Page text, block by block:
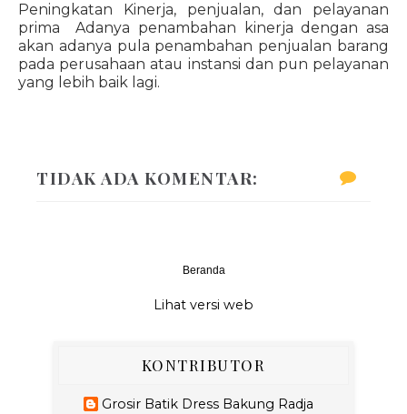
Peningkatan Kinerja, penjualan, dan pelayanan
prima Adanya penambahan kinerja dengan asa
akan adanya pula penambahan penjualan barang
pada perusahaan atau instansi dan pun pelayanan
yang lebih baik lagi.
TIDAK ADA KOMENTAR:
Beranda
Lihat versi web
KONTRIBUTOR
Grosir Batik Dress Bakung Radja